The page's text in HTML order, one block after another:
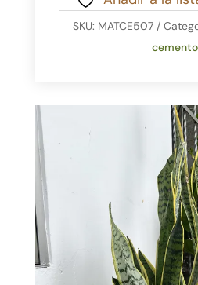
SKU: MATCE507
cemento